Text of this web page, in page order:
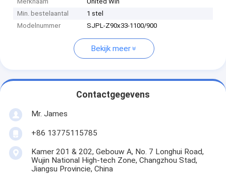
Min. bestelaantal
1 stel
Modelnummer
SJPL-Z90x33-1100/900
Bekijk meer
Contactgegevens
Mr. James
+86 13775115785
Kamer 201 & 202, Gebouw A, No. 7 Longhui Road,
Wujin National High-tech Zone, Changzhou Stad,
Jiangsu Provincie, China